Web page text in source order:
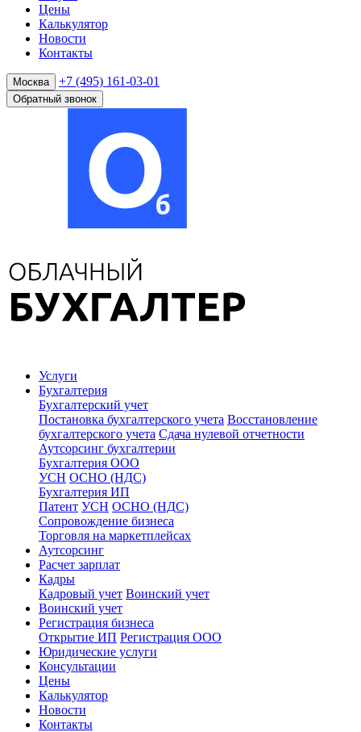
Цены
Калькулятор
Новости
Контакты
Москва +7 (495) 161-03-01
Обратный звонок
Услуги
Бухгалтерия
Бухгалтерский учет
Постановка бухгалтерского учета Восстановление
бухгалтерского учета Сдача нулевой отчетности
Аутсорсинг бухгалтерии
Бухгалтерия ООО
УСН ОСНО (НДС)
Бухгалтерия ИП
Патент УСН ОСНО (НДС)
Сопровождение бизнеса
Торговля на маркетплейсах
Аутсорсинг
Расчет зарплат
Кадры
Кадровый учет Воинский учет
Воинский учет
Регистрация бизнеса
Открытие ИП Регистрация ООО
Юридические услуги
Консультации
Цены
Калькулятор
Новости
Контакты